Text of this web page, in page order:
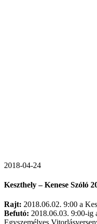
2018-04-24
Keszthely – Kenese Szóló
Rajt: 2018.06.02. 9:00 a
Befutó: 2018.06.03. 9:00-ig